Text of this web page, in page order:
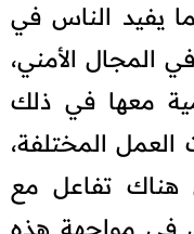
يفيد الناس في
المجال الأمني،
معها في ذلك
المختلفة،
هناك تفاعل مع
في مواجهة هذه